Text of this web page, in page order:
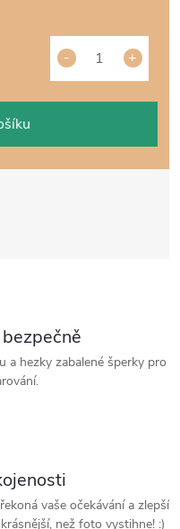
a hezky zabalené šperky pro
vaše očekávání a zlepší
než foto vystihne! :)